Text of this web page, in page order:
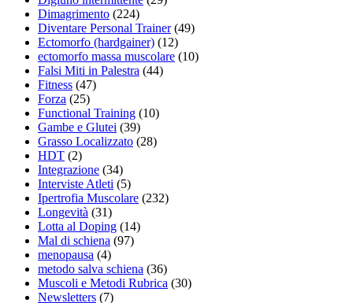
Dimagrimento (224)
Diventare Personal Trainer(49)
Ectomorfo (hardgainer) (12)
ectomorfo massa muscolare (10)
Falsi Miti in Palestra (44)
Fitness (47)
Forza (25)
Functional Training (10)
Gambe e Glutei (39)
Grasso Localizzato (28)
HDT (2)
Integrazione (34)
Interviste Atleti (5)
Ipertrofia Muscolare (232)
Longevità (31)
Lotta al Doping (14)
Mal di schiena (97)
menopausa (4)
metodo salva schiena (36)
Muscoli e Metodi Rubrica (30)
Newsletters (7)